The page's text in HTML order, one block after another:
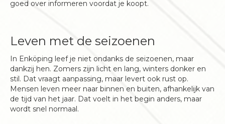
goed over informeren voordat je koopt.
Leven met de seizoenen
In Enköping leef je niet ondanks de seizoenen, maar
dankzij hen. Zomers zijn licht en lang, winters donker en
stil. Dat vraagt aanpassing, maar levert ook rust op.
Mensen leven meer naar binnen en buiten, afhankelijk van
de tijd van het jaar. Dat voelt in het begin anders, maar
wordt snel normaal.